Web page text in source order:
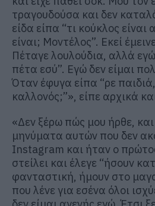
τραγουδούσα και δεν
είδα είπα “τι κούκλος είναι
είναι; Μοντέλος”. Εκεί
Πέταγε λουλούδια, αλλά
πέτα εσύ”. Εγώ δεν είμαι
Όταν έφυγα είπα “ρε
καλλονός;”», είπε αρχικά
«Δεν ξέρω πώς μου ήρθε,
μηνύματα αυτών που δεν
Instagram και ήταν ο
στείλει και έλεγε “ήσουν
φανταστική, ήμουν στο
που λένε για εσένα όλοι